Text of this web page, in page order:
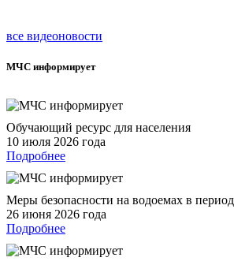
все видеоновости
МЧС информирует
Обучающий ресурс для населения
10 июля 2026 года
Подробнее
Меры безопасности на водоемах в
26 июня 2026 года
Подробнее